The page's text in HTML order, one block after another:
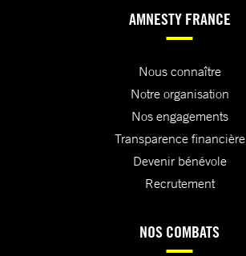
AMNESTY FRANCE
Nous connaître
Notre organisation
Nos engagements
Transparence financière
Devenir bénévole
Recrutement
NOS COMBATS